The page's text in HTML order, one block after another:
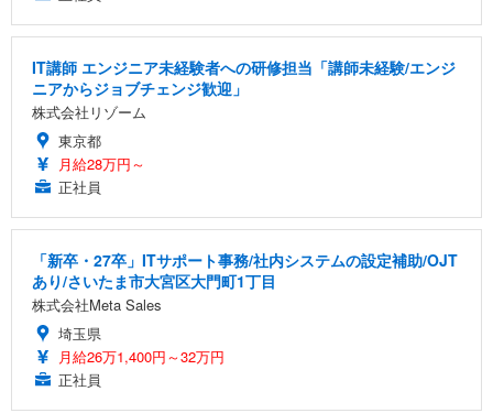
IT講師 エンジニア未経験者への研修担当「講師未経験/エンジ
ニアからジョブチェンジ歓迎」
株式会社リゾーム
東京都
月給28万円～
正社員
「新卒・27卒」ITサポート事務/社内システムの設定補助/OJT
あり/さいたま市大宮区大門町1丁目
株式会社Meta Sales
埼玉県
月給26万1,400円～32万円
正社員